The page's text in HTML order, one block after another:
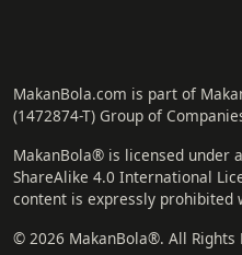
MakanBola.com is part of
(1472874-T) Group of
MakanBola® is licensed under
ShareAlike 4.0 International
content is expressly
© 2026 MakanBola®. All Rights